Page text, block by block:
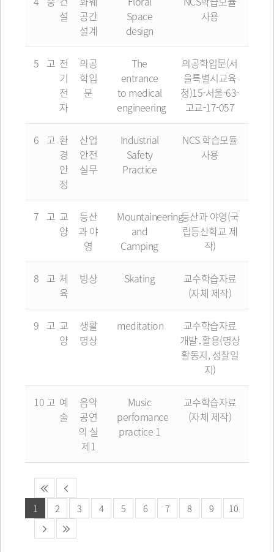
설
공간
설계
Space
design
사용
5 고 전
기
전
자
의공
학입
문
The
entrance
to medical
engineering
의공학입문(서
울특별시교육
청)15-서울-63-
고교-17-057
6 고 환
경
안
정
산업
안전
실무
Industrial
Safety
Practice
NCS 학습모듈
사용
7 고 교
양
등산
과 야
영
Mountaineering
and
Camping
등산과 야영(국
립등산학교 제
작)
8 고 체
육
빙상 Skating
교수학습자료
(자체 제작)
9 고 교
양
생활
명상
meditation
교수학습자료
개발․활용(명상
활동지, 성찰일
지)
10 고 예
술
음악
공연
의 실
제1
Music
perfomance
practice 1
교수학습자료
(자체 제작)
1 2 3 4 5 6 7 8 9 10